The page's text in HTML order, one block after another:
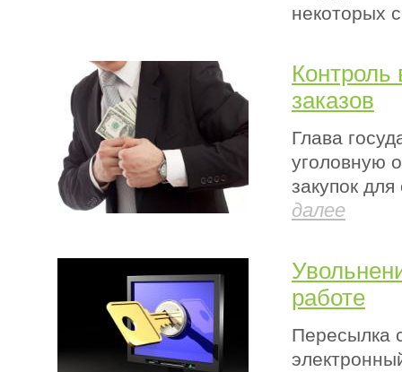
некоторых
Контроль
заказов
Глава
уголовную
закупок
далее
работе
Пересылка